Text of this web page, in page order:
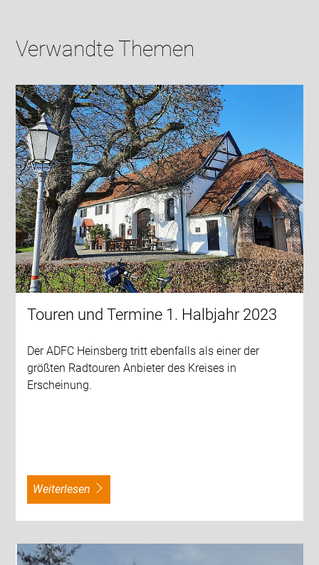
Verwandte Themen
Touren und Termine 1. Halbjahr 2023
Der ADFC Heinsberg tritt ebenfalls als einer der
größten Radtouren Anbieter des Kreises in
Erscheinung.
weiterlesen